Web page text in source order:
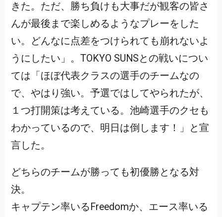
きた。ただ、勝ち負けも大事だが観客の皆さ
んが最後まで楽しめるようなプレーをした
い。どんなに点差をつけられても崩れないよ
うにしたい」。TOKYO SUNSとの戦いについ
ては「ほぼ代表クラスの選手のチームなの
で、やはり強い。予選ではしてやられたが、
１つ打開策は考えている。池崎選手のクセも
わかっているので、明日は倒します！」と宣
言した。
どちらのチームが勝っても初優勝となる対
決。
キャプテン率いるFreedomか、エース率いる